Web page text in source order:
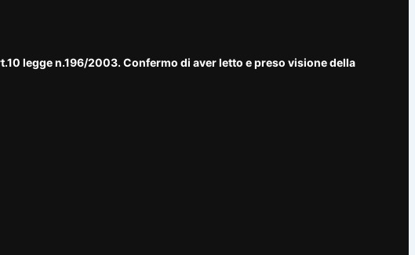
legge n.196/2003. Confermo di aver letto e preso visione della